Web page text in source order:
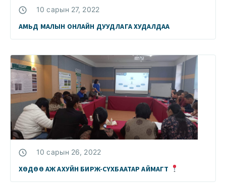
10 сарын 27, 2022
АМЬД МАЛЫН ОНЛАЙН ДУУДЛАГА ХУДАЛДАА
10 сарын 26, 2022
ХӨДӨӨ АЖ АХУЙН БИРЖ-СҮХБААТАР АЙМАГТ